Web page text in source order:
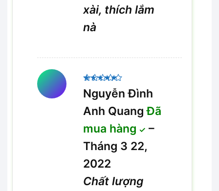
xài, thích lắm
nà
Được xếp
hạng55
Nguyễn Đình
Anh QuangĐã
mua hàng
–
Tháng 3 22,
2022
Chất lượng